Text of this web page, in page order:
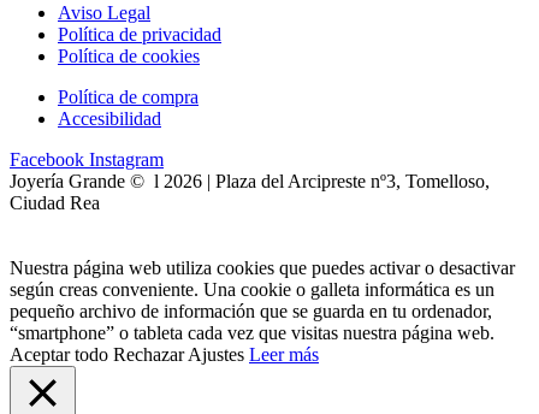
Aviso Legal
Política de privacidad
Política de cookies
Política de compra
Accesibilidad
Facebook Instagram
Joyería Grande © l 2026 | Plaza del Arcipreste nº3, Tomelloso,
Ciudad Rea
Nuestra página web utiliza cookies que puedes activar o desactivar
según creas conveniente. Una cookie o galleta informática es un
pequeño archivo de información que se guarda en tu ordenador,
“smartphone” o tableta cada vez que visitas nuestra página web.
Aceptar todo Rechazar Ajustes Leer más